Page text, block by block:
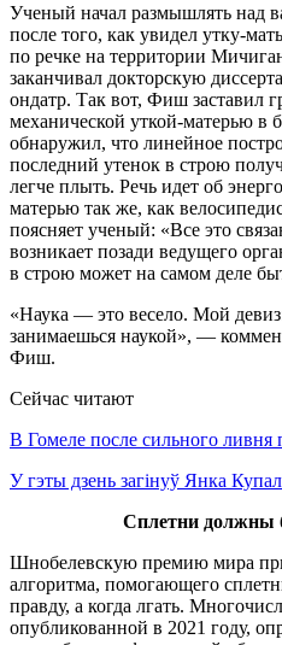
Ученый начал размышлять над
после того, как увидел утку-
по речке на территории
заканчивал докторскую
ондатр. Так вот, Фиш заставил
механической уткой-матерью в
обнаружил, что линейное
последний утенок в строю
легче плыть. Речь идет об
матерью так же, как
поясняет ученый: «Все это
возникает позади ведущего
в строю может на самом деле
«Наука — это весело. Мой
занимаешься наукой», —
Фиш.
Сейчас читают
В Гомеле после сильного
У гэты дзень загінуў Янка
Сплетни должны
Шнобелевскую премию мира
алгоритма, помогающего
правду, а когда лгать.
опубликованной в 2021 году,